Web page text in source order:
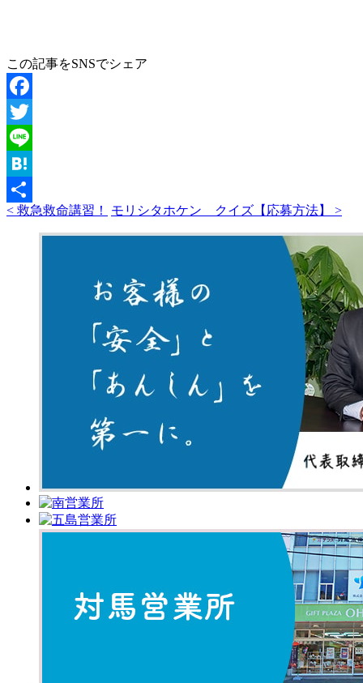
この記事をSNSでシェア
Facebook
Twitter
Line
Hatena
共
< 救急救命講習！ モリシタホケン クイズ【応募方法】 >